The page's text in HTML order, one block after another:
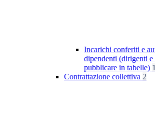
Incarichi conferiti e
dipendenti (dirigenti
pubblicare in tabelle)
Contrattazione collettiva 2